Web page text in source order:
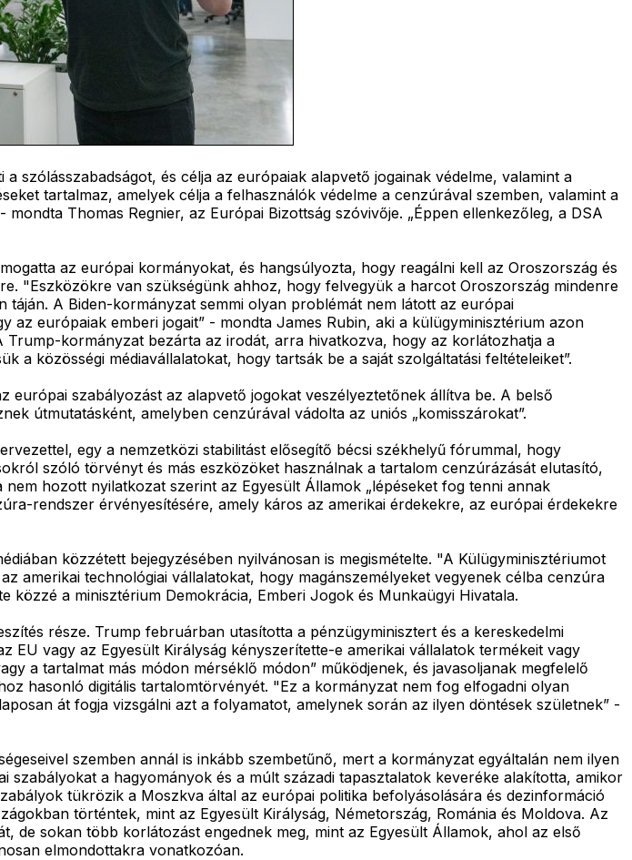
és célja az európaiak alapvető jogainak védelme, valamint a
tartalmaz, amelyek célja a felhasználók védelme a cenzúrával szemben, valamint a
Thomas Regnier, az Európai Bizottság szóvivője. „Éppen ellenkezőleg, a DSA
az európai kormányokat, és hangsúlyozta, hogy reagálni kell az Oroszország és
"Eszközökre van szükségünk ahhoz, hogy felvegyük a harcot Oroszország mindenre
A Biden-kormányzat semmi olyan problémát nem látott az európai
európaiak emberi jogait” - mondta James Rubin, aki a külügyminisztérium azon
kormányzat bezárta az irodát, arra hivatkozva, hogy az korlátozhatja a
a közösségi médiavállalatokat, hogy tartsák be a saját szolgáltatási feltételeiket”.
szabályozást az alapvető jogokat veszélyeztetőnek állítva be. A belső
útmutatásként, amelyben cenzúrával vádolta az uniós „komisszárokat”.
egy a nemzetközi stabilitást elősegítő bécsi székhelyű fórummal, hogy
szóló törvényt és más eszközöket használnak a tartalom cenzúrázását elutasító,
hozott nyilatkozat szerint az Egyesült Államok „lépéseket fog tenni annak
rendszer érvényesítésére, amely káros az amerikai érdekekre, az európai érdekekre
közzétett bejegyzésében nyilvánosan is megismételte. "A Külügyminisztériumot
amerikai technológiai vállalatokat, hogy magánszemélyeket vegyenek célba cenzúra
a minisztérium Demokrácia, Emberi Jogok és Munkaügyi Hivatala.
része. Trump februárban utasította a pénzügyminisztert és a kereskedelmi
EU vagy az Egyesült Királyság kényszerítette-e amerikai vállalatok termékeit vagy
a tartalmat más módon mérséklő módon” működjenek, és javasoljanak megfelelő
hasonló digitális tartalomtörvényét. "Ez a kormányzat nem fog elfogadni olyan
át fogja vizsgálni azt a folyamatot, amelynek során az ilyen döntések születnek” -
szemben annál is inkább szembetűnő, mert a kormányzat egyáltalán nem ilyen
a hagyományok és a múlt századi tapasztalatok keveréke alakította, amikor
tükrözik a Moszkva által az európai politika befolyásolására és dezinformáció
történtek, mint az Egyesült Királyság, Németország, Románia és Moldova. Az
de sokan több korlátozást engednek meg, mint az Egyesült Államok, ahol az első
elmondottakra vonatkozóan.